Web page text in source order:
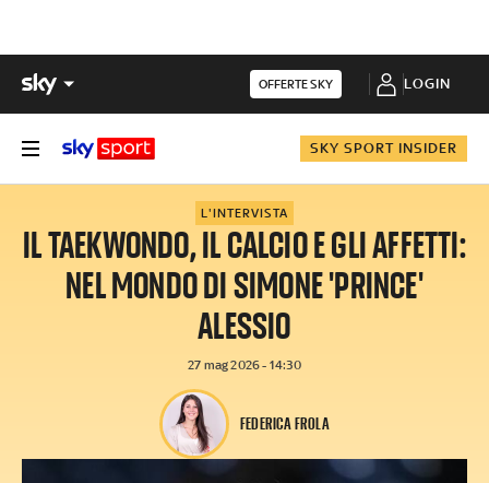
OFFERTE SKY LOGIN
SKY SPORT INSIDER
L'INTERVISTA
IL TAEKWONDO, IL CALCIO E GLI AFFETTI:
NEL MONDO DI SIMONE 'PRINCE'
ALESSIO
27 mag 2026 - 14:30
FEDERICA FROLA